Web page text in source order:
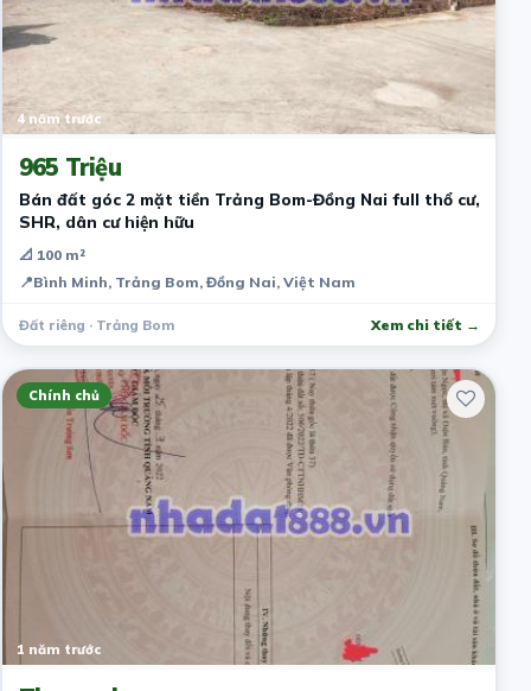
4 năm trước
965 Triệu
Bán đất góc 2 mặt tiền Trảng Bom-Đồng Nai full thổ cư,
SHR, dân cư hiện hữu
📐 100 m²
📍Bình Minh, Trảng Bom, Đồng Nai, Việt Nam
Đất riêng · Trảng Bom Xem chi tiết →
Chính chủ
1 năm trước